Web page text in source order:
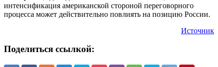
интенсификация американской стороной переговорного
процесса может действительно повлиять на позицию России.
Источник
Поделиться ссылкой: